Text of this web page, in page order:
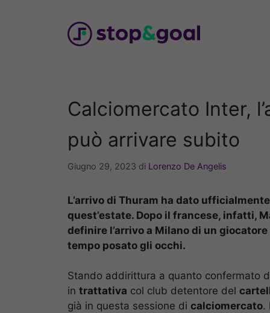
Calciomercato Inter,
può arrivare subito
Giugno 29, 2023 di Lorenzo De Angelis
L’arrivo di Thuram ha dato
quest’estate. Dopo il francese, infatti,
definire l’arrivo a Milano di un
tempo posato gli occhi.
Stando addirittura a quanto confermato
in trattativa col club detentore del
già in questa sessione di calciomercato.